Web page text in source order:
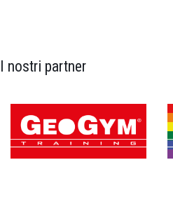
I nostri partner